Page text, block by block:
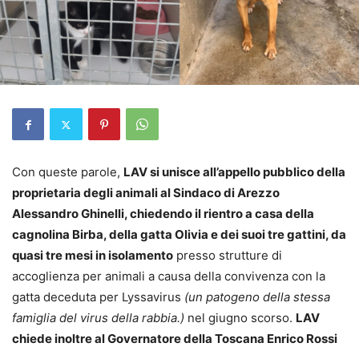
Con queste parole, LAV si unisce all’appello pubblico della
proprietaria degli animali al Sindaco di Arezzo
Alessandro Ghinelli, chiedendo il rientro a casa della
cagnolina Birba, della gatta Olivia e dei suoi tre gattini, da
quasi tre mesi in isolamento presso strutture di
accoglienza per animali a causa della convivenza con la
gatta deceduta per Lyssavirus (un patogeno della stessa
famiglia del virus della rabbia.) nel giugno scorso. LAV
chiede inoltre al Governatore della Toscana Enrico Rossi